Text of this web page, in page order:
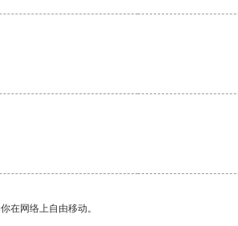
在网络上自由移动。